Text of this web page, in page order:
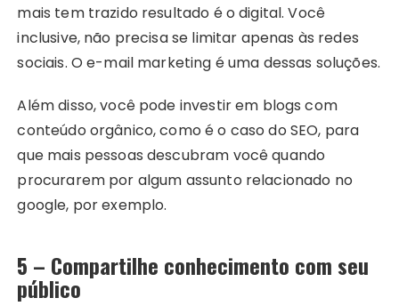
mais tem trazido resultado é o digital. Você
inclusive, não precisa se limitar apenas às redes
sociais. O e-mail marketing é uma dessas soluções.
Além disso, você pode investir em blogs com
conteúdo orgânico, como é o caso do SEO, para
que mais pessoas descubram você quando
procurarem por algum assunto relacionado no
google, por exemplo.
5 – Compartilhe conhecimento com seu
público